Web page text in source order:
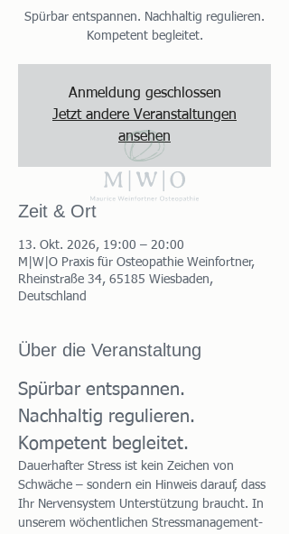
Spürbar entspannen. Nachhaltig regulieren.
Kompetent begleitet.
Anmeldung geschlossen
Jetzt andere Veranstaltungen
ansehen
Zeit & Ort
13. Okt. 2026, 19:00 – 20:00
M|W|O Praxis für Osteopathie Weinfortner,
Rheinstraße 34, 65185 Wiesbaden,
Deutschland
Über die Veranstaltung
Spürbar entspannen.
Nachhaltig regulieren.
Kompetent begleitet.
Dauerhafter Stress ist kein Zeichen von
Schwäche – sondern ein Hinweis darauf, dass
Ihr Nervensystem Unterstützung braucht. In
unserem wöchentlichen Stressmanagement-